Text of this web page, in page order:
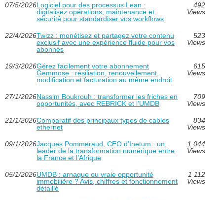
07/5/2026Logiciel pour des processus Lean :
digitalisez opérations, maintenance et
sécurité pour standardiser vos workflows
492
Views
22/4/2026Twizz : monétisez et partagez votre contenu
exclusif avec une expérience fluide pour vos
abonnés
523
Views
19/3/2026Gérez facilement votre abonnement
Gemmose : résiliation, renouvellement,
modification et facturation au même endroit
615
Views
27/1/2026Nassim Boukrouh : transformer les friches en
opportunités, avec REBRICK et l’UMDB
709
Views
21/1/2026Comparatif des principaux types de cables
ethernet
834
Views
09/1/2026Jacques Pommeraud, CEO d’Inetum : un
leader de la transformation numérique entre
la France et l’Afrique
1 044
Views
05/1/2026UMDB : arnaque ou vraie opportunité
immobilière ? Avis, chiffres et fonctionnement
détaillé
1 112
Views